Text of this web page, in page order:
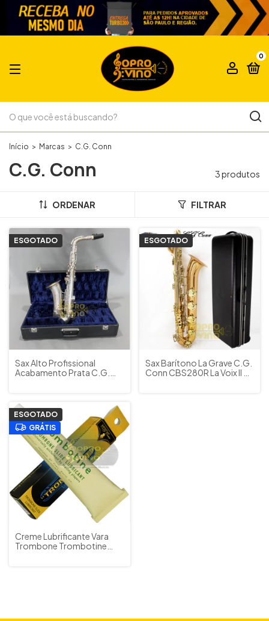
0
Início > Marcas > C.G. Conn
C.G. Conn 3 produtos
ORDENAR FILTRAR
ESGOTADO
Sax Alto Profissional
Acabamento Prata C.G.
ESGOTADO
Sax Barítono La Grave C.G.
Conn CBS280R La Voix II C/
ESGOTADO
GRÁTIS
Creme Lubrificante Vara
Trombone Trombotine